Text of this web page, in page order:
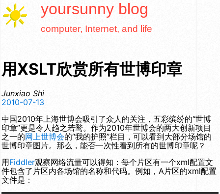
yoursunny blog
computer, Internet, and life
用XSLT欣赏所有世博印章
Junxiao Shi
2010-07-13
中国2010年上海世博会吸引了众人的关注，五彩缤纷的“世博
印章”更是令人趋之若鹜。作为2010年世博会的两大创新项目
之一的网上世博会的“我的护照”栏目，可以看到大部分场馆的
世博印章图片。那么，能否一次性看到所有的世博印章呢？
用Fiddler观察网络流量可以得知：每个片区有一个xml配置文
件包含了片区内各场馆的名称和代码。例如，A片区的xml配置
文件是：